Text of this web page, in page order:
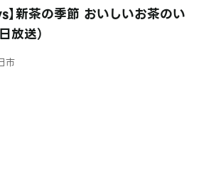
】新茶の季節 おいしいお茶のい
放送）
市